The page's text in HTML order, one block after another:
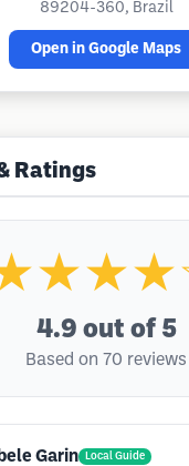
89204-360, Brazil
Open in Google Maps
Ratings
4.9 out of 5
Based on 70 reviews
Garin Local Guide